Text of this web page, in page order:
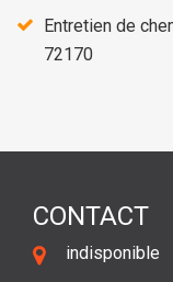
Entretien de
72170
CONTACT
indisponible